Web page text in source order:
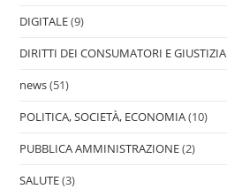
DIGITALE(9)
DIRITTI DEI CONSUMATORI E GIUSTIZIA
news(51)
POLITICA, SOCIETÀ, ECONOMIA(10)
PUBBLICA AMMINISTRAZIONE(2)
SALUTE(3)